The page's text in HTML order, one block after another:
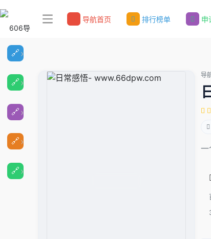
导航首页 排行榜单 申
导
一